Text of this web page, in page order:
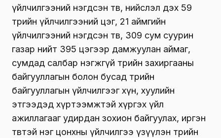
үйлчилгээний нэгдсэн төв, нийслэл дэх 59
төрийн үйлчилгээний цэг, 21 аймгийн
үйлчилгээний нэгдсэн төв, 309 сум суурин
газар нийт 395 цэгээр дамжуулан аймаг,
сумдад салбар нэгжгүй төрийн захиргааны
байгууллагын болон бусад төрийн
байгууллагын үйлчилгээг хүн, хуулийн
этгээдэд хүртээмжтэй хүргэх үйл
ажиллагааг удирдан зохион байгуулах, иргэн
төвтэй нэг цонхны үйлчилгээ үзүүлэн төрийн